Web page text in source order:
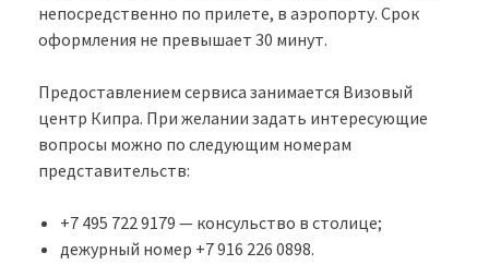
непосредственно по прилете, в аэропорту. Срок
оформления не превышает 30 минут.
Предоставлением сервиса занимается Визовый
центр Кипра. При желании задать интересующие
вопросы можно по следующим номерам
представительств:
+7 495 722 9179 — консульство в столице;
дежурный номер +7 916 226 0898.